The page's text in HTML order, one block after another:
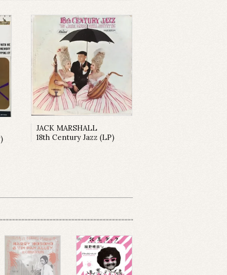
JACK MARSHALL
18th Century Jazz (LP)